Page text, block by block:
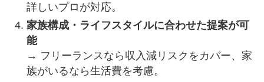
詳しいプロが対応。
家族構成・ライフスタイルに合わせた提案が可
能
→ フリーランスなら収入減リスクをカバー、家
族がいるなら生活費を考慮。